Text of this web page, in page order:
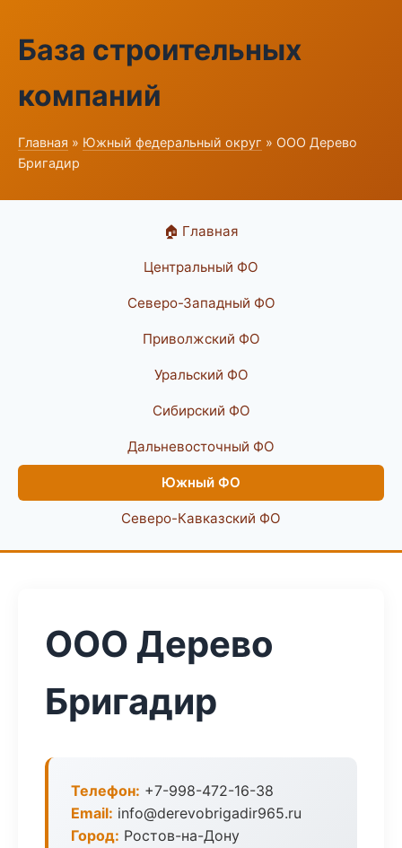
База строительных
компаний
Главная » Южный федеральный округ » ООО Дерево
Бригадир
🏠 Главная
Центральный ФО
Северо-Западный ФО
Приволжский ФО
Уральский ФО
Сибирский ФО
Дальневосточный ФО
Южный ФО
Северо-Кавказский ФО
ООО Дерево
Бригадир
Телефон: +7-998-472-16-38
Email: info@derevobrigadir965.ru
Город: Ростов-на-Дону